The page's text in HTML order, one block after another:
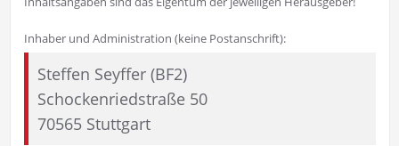
Inhaber und Administration (keine Postanschrift):
Steffen Seyffer (BF2)
Schockenriedstraße 50
70565 Stuttgart